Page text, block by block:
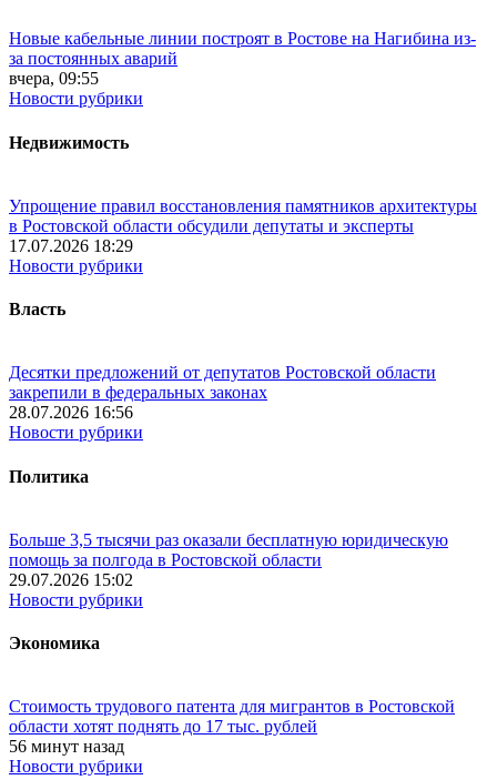
Новые кабельные линии построят в Ростове на Нагибина из-
за постоянных аварий
вчера, 09:55
Новости рубрики
Недвижимость
Упрощение правил восстановления памятников архитектуры
в Ростовской области обсудили депутаты и эксперты
17.07.2026 18:29
Новости рубрики
Власть
Десятки предложений от депутатов Ростовской области
закрепили в федеральных законах
28.07.2026 16:56
Новости рубрики
Политика
Больше 3,5 тысячи раз оказали бесплатную юридическую
помощь за полгода в Ростовской области
29.07.2026 15:02
Новости рубрики
Экономика
Стоимость трудового патента для мигрантов в Ростовской
области хотят поднять до 17 тыс. рублей
56 минут назад
Новости рубрики